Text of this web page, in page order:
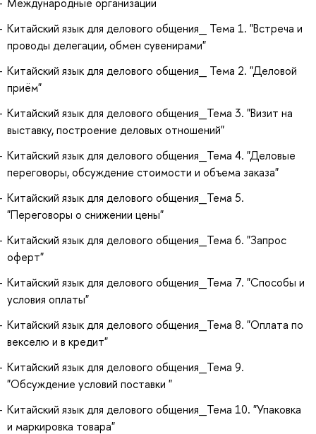
Китайский язык для делового общения_ Тема 1. "Встреча и
проводы делегации, обмен сувенирами"
Китайский язык для делового общения_ Тема 2. "Деловой
приём"
Китайский язык для делового общения_Тема 3. "Визит на
выставку, построение деловых отношений"
Китайский язык для делового общения_Тема 4. "Деловые
переговоры, обсуждение стоимости и объема заказа"
Китайский язык для делового общения_Тема 5.
"Переговоры о снижении цены"
Китайский язык для делового общения_Тема 6. "Запрос
оферт"
Китайский язык для делового общения_Тема 7. "Способы и
условия оплаты"
Китайский язык для делового общения_Тема 8. "Оплата по
векселю и в кредит"
Китайский язык для делового общения_Тема 9.
"Обсуждение условий поставки "
Китайский язык для делового общения_Тема 10. "Упаковка
и маркировка товара"